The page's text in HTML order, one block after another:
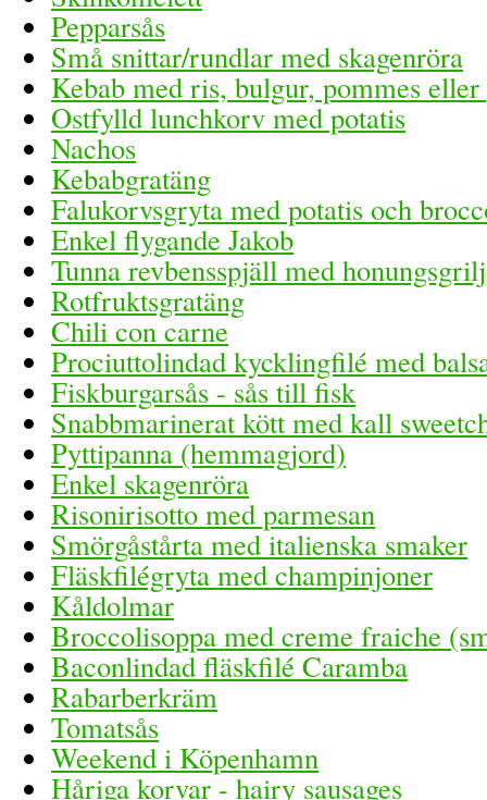
Pepparsås
Små snittar/rundlar med skagenröra
Kebab med ris, bulgur, pommes
Ostfylld lunchkorv med potatis
Nachos
Kebabgratäng
Falukorvsgryta med potatis och
Enkel flygande Jakob
Tunna revbensspjäll med
Rotfruktsgratäng
Chili con carne
Prociuttolindad kycklingfilé med
Fiskburgarsås - sås till fisk
Snabbmarinerat kött med kall
Pyttipanna (hemmagjord)
Enkel skagenröra
Risonirisotto med parmesan
Smörgåstårta med italienska smaker
Fläskfilégryta med champinjoner
Kåldolmar
Broccolisoppa med creme fraiche
Baconlindad fläskfilé Caramba
Rabarberkräm
Tomatsås
Weekend i Köpenhamn
Håriga korvar - hairy sausages